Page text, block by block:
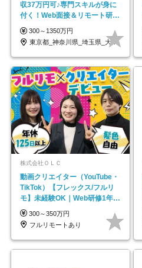
収37万円可♪専門スキルが身に
付く！Web面接＆リモート研修
も充実♪/a
300～1350万円
東京都_神奈川県_埼玉県_大阪府_愛知県…
株式会社ＯＬＣ
動画クリエイター（YouTube・
TikTok）【フレックス/フルリ
モ】未経験OK｜Web研修1年間
｜副業OK
300～350万円
フルリモートあり